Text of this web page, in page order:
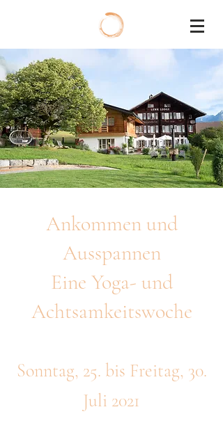
Ankommen und
Ausspannen
Eine Yoga- und
Achtsamkeitswoche
Sonntag, 25. bis Freitag, 30.
Juli 2021